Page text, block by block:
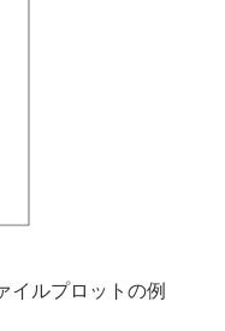
イルプロットの例